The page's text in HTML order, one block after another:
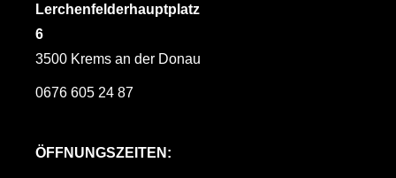
Lerchenfelderhauptplatz
6
3500 Krems an der Donau
0676 605 24 87
ÖFFNUNGSZEITEN: